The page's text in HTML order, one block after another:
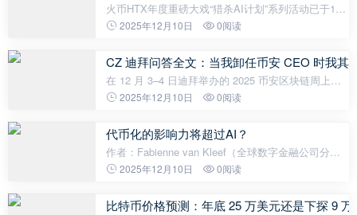
火币HTX年度重磅大戏“猎杀AI计划”系列活动已于12
月4日正式落下帷幕。作为今年备受瞩目的人机对抗
一部跌宕起伏的加密实盘
2025年12月10日 0阅读
CZ 迪拜问答全文：当我卸任币安 CEO 时我其
在 12 月 3–4 日迪拜举办的 2025 币安区块链周上，
币安创始人 CZ 接受群访。问答涉及加密支付、数字
等。CZ 认为支付依旧是尚
2025年12月10日 0阅读
代币化的影响力将超过AI？
作者：Fabienne van Kleef（全球数字金融公司分析
师）代币化发展迅猛，贝莱德CEO称其可能在重要性
速崛起，成为金融领域的一股变革性力量
2025年12月10日 0阅读
比特币价格预测：年底 25 万美元还是下探 9